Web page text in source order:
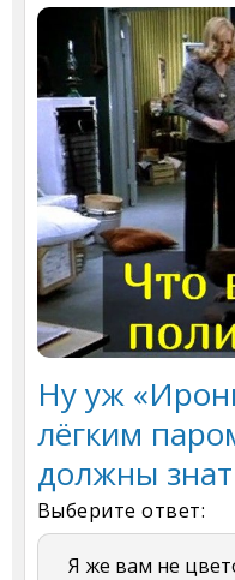
Ну уж
лёгким
должны
Выберите ответ:
Я же вам не